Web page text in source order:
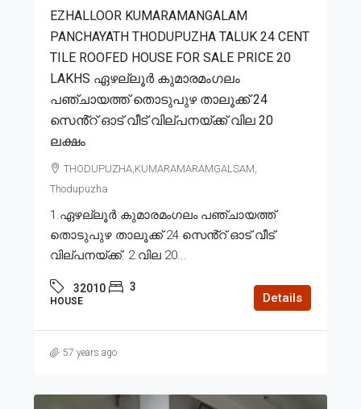
EZHALLOOR KUMARAMANGALAM
PANCHAYATH THODUPUZHA TALUK 24 CENT
TILE ROOFED HOUSE FOR SALE PRICE 20
LAKHS ഏഴല്ലൂർ കുമാരമംഗലം
പഞ്ചായത്ത് തൊടുപുഴ താലൂക്ക് 24
സെൻ്റ് ഓട് വീട് വില്പനയ്ക്ക് വില 20
ലക്ഷം
THODUPUZHA,KUMARAMARAMGALSAM,
Thodupuzha
1.ഏഴല്ലൂർ കുമാരമംഗലം പഞ്ചായത്ത്
തൊടുപുഴ താലൂക്ക് 24 സെൻ്റ് ഓട് വീട്
വില്പനയ്ക്ക്. 2.വില 20...
32010 3
HOUSE Details
57 years ago